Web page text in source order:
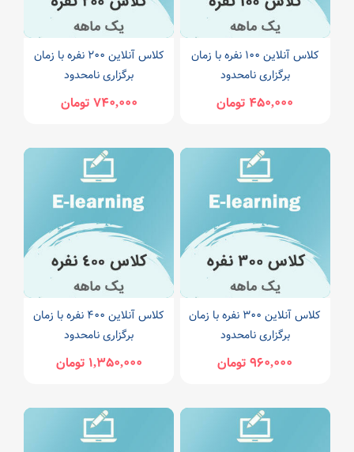
کلاس آنلاین 100 نفره با زمان
برگزاری نامحدود
450,000 تومان
کلاس آنلاین 200 نفره با زمان
برگزاری نامحدود
740,000 تومان
کلاس آنلاین 300 نفره با زمان
برگزاری نامحدود
960,000 تومان
کلاس آنلاین 400 نفره با زمان
برگزاری نامحدود
1,350,000 تومان